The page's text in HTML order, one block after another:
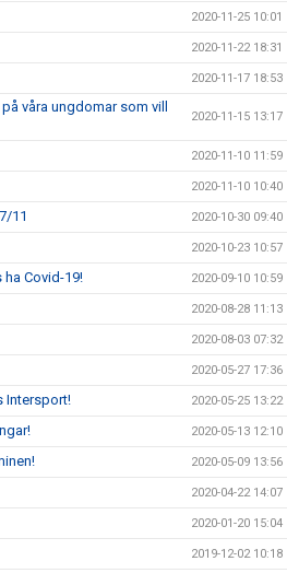
2020-11-25 10:01
2020-11-22 18:31
2020-11-17 18:53
våra ungdomar som vill
2020-11-15 13:17
2020-11-10 11:59
2020-11-10 10:40
11 2020-10-30 09:40
2020-10-23 10:57
Covid-19! 2020-09-10 10:59
2020-08-28 11:13
2020-08-03 07:32
2020-05-27 17:36
Intersport! 2020-05-25 13:22
2020-05-13 12:10
2020-05-09 13:56
2020-04-22 14:07
2020-01-20 15:04
2019-12-02 10:18